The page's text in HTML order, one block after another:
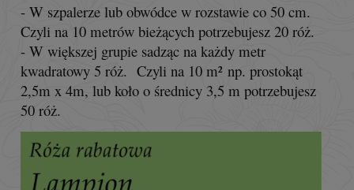
- W szpalerze lub obwódce w rozstawie co 50 cm.
Czyli na 10 metrów bieżących potrzebujesz 20 róż.
- W większej grupie sadząc na każdy metr
kwadratowy 5 róż. Czyli na 10 m² np. prostokąt
2,5m x 4m, lub koło o średnicy 3,5 m potrzebujesz
50 róż.